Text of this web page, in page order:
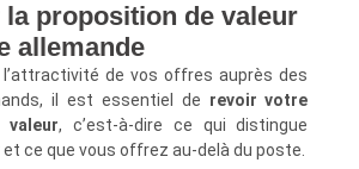
la proposition de valeur
allemande
l’attractivité de vos offres auprès des
il est essentiel de revoir votre
valeur, c’est-à-dire ce qui distingue
ce que vous offrez au-delà du poste.